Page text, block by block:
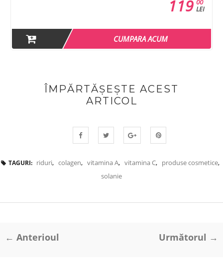
00
LEI
119
CUMPARA ACUM
ÎMPĂRTĂȘEȘTE ACEST
ARTICOL
TAGURI: riduri, colagen, vitamina A, vitamina C, produse cosmetice,
solanie
← Anterioul Următorul →